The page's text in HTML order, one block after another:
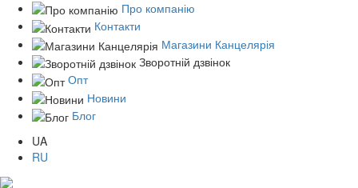
Про компанію
Контакти
Магазини Канцелярія
Зворотній дзвінок
Опт
Новини
Блог
UA
RU